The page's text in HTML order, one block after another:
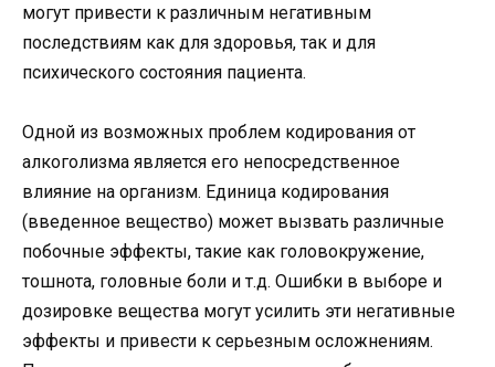
могут привести к различным негативным
последствиям как для здоровья, так и для
психического состояния пациента.
Одной из возможных проблем кодирования от
алкоголизма является его непосредственное
влияние на организм. Единица кодирования
(введенное вещество) может вызвать различные
побочные эффекты, такие как головокружение,
тошнота, головные боли и т.д. Ошибки в выборе и
дозировке вещества могут усилить эти негативные
эффекты и привести к серьезным осложнениям.